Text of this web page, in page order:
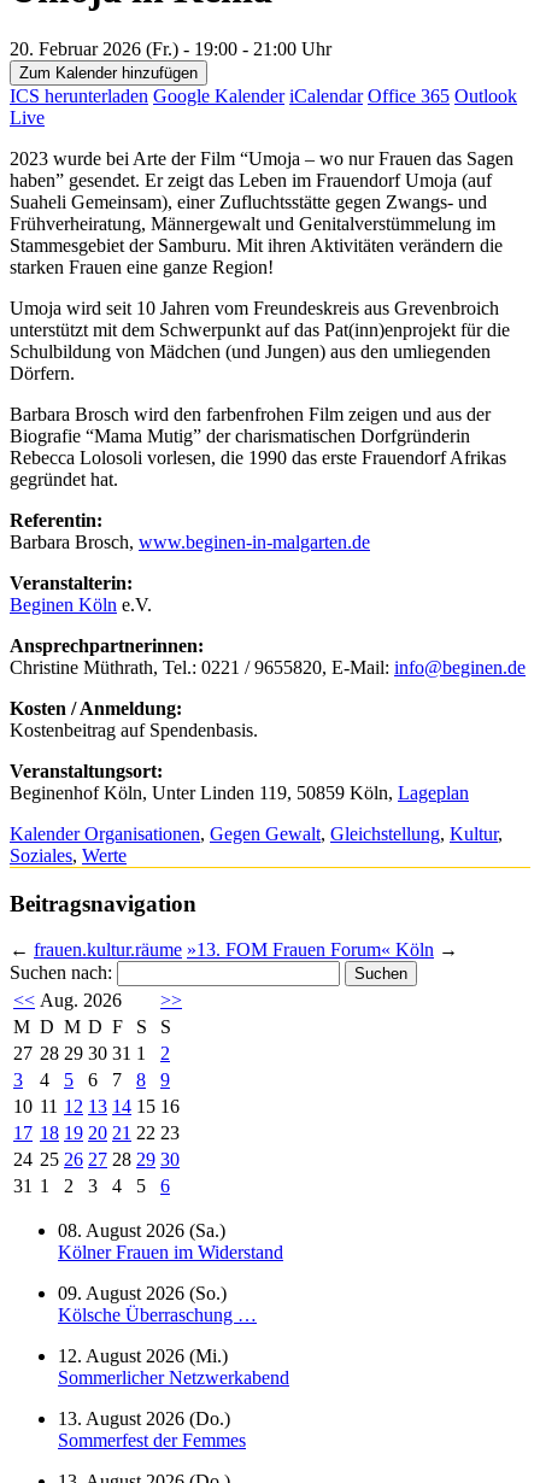
20. Februar 2026 (Fr.) - 19:00 - 21:00 Uhr
Zum Kalender hinzufügen
ICS herunterladen Google Kalender iCalendar Office 365 Outlook
Live
2023 wurde bei Arte der Film “Umoja – wo nur Frauen das Sagen
haben” gesendet. Er zeigt das Leben im Frauendorf Umoja (auf
Suaheli Gemeinsam), einer Zufluchtsstätte gegen Zwangs- und
Frühverheiratung, Männergewalt und Genitalverstümmelung im
Stammesgebiet der Samburu. Mit ihren Aktivitäten verändern die
starken Frauen eine ganze Region!
Umoja wird seit 10 Jahren vom Freundeskreis aus Grevenbroich
unterstützt mit dem Schwerpunkt auf das Pat(inn)enprojekt für die
Schulbildung von Mädchen (und Jungen) aus den umliegenden
Dörfern.
Barbara Brosch wird den farbenfrohen Film zeigen und aus der
Biografie “Mama Mutig” der charismatischen Dorfgründerin
Rebecca Lolosoli vorlesen, die 1990 das erste Frauendorf Afrikas
gegründet hat.
Referentin:
Barbara Brosch, www.beginen-in-malgarten.de
Veranstalterin:
Beginen Köln e.V.
Ansprechpartnerinnen:
Christine Müthrath, Tel.: 0221 / 9655820, E-Mail: info@beginen.de
Kosten / Anmeldung:
Kostenbeitrag auf Spendenbasis.
Veranstaltungsort:
Beginenhof Köln, Unter Linden 119, 50859 Köln, Lageplan
Kalender Organisationen, Gegen Gewalt, Gleichstellung, Kultur,
Soziales, Werte
Beitragsnavigation
← frauen.kultur.räume »13. FOM Frauen Forum« Köln →
Suchen nach:
<< Aug. 2026
>>
M D M D F S
S
27 28 29 30 31 1
2
3
4 5 6 7 8
9
10 11 12 13 14 15 16
17 18 19 20 21 22 23
24 25 26 27 28 29 30
31 1 2 3 4 5 6
08. August 2026 (Sa.)
Kölner Frauen im Widerstand
09. August 2026 (So.)
Kölsche Überraschung …
12. August 2026 (Mi.)
Sommerlicher Netzwerkabend
13. August 2026 (Do.)
Sommerfest der Femmes